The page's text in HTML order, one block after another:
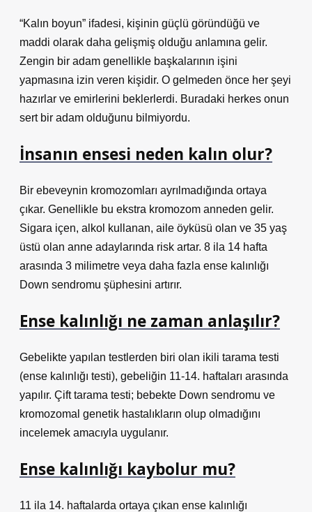
“Kalın boyun” ifadesi, kişinin güçlü göründüğü ve
maddi olarak daha gelişmiş olduğu anlamına gelir.
Zengin bir adam genellikle başkalarının işini
yapmasına izin veren kişidir. O gelmeden önce her şeyi
hazırlar ve emirlerini beklerlerdi. Buradaki herkes onun
sert bir adam olduğunu bilmiyordu.
İnsanın ensesi neden kalın olur?
Bir ebeveynin kromozomları ayrılmadığında ortaya
çıkar. Genellikle bu ekstra kromozom anneden gelir.
Sigara içen, alkol kullanan, aile öyküsü olan ve 35 yaş
üstü olan anne adaylarında risk artar. 8 ila 14 hafta
arasında 3 milimetre veya daha fazla ense kalınlığı
Down sendromu şüphesini artırır.
Ense kalınlığı ne zaman anlaşılır?
Gebelikte yapılan testlerden biri olan ikili tarama testi
(ense kalınlığı testi), gebeliğin 11-14. haftaları arasında
yapılır. Çift tarama testi; bebekte Down sendromu ve
kromozomal genetik hastalıkların olup olmadığını
incelemek amacıyla uygulanır.
Ense kalınlığı kaybolur mu?
11 ila 14. haftalarda ortaya çıkan ense kalınlığı